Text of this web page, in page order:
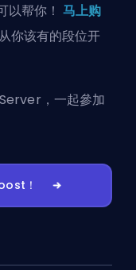
以帮你！马上购
你该有的段位开
，一起參加
！